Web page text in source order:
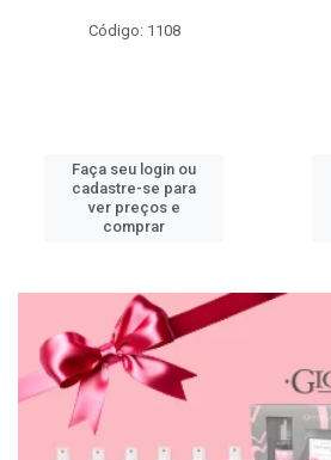
Código: 1108
Faça seu login ou
cadastre-se para
ver preços e
comprar